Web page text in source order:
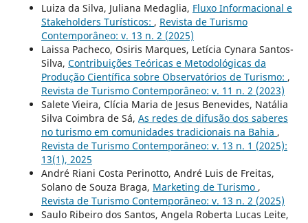
Luiza da Silva, Juliana Medaglia, Fluxo Informacional e
Stakeholders Turísticos: , Revista de Turismo
Contemporâneo: v. 13 n. 2 (2025)
Laissa Pacheco, Osiris Marques, Letícia Cynara Santos-
Silva, Contribuições Teóricas e Metodológicas da
Produção Científica sobre Observatórios de Turismo: ,
Revista de Turismo Contemporâneo: v. 11 n. 2 (2023)
Salete Vieira, Clícia Maria de Jesus Benevides, Natália
Silva Coimbra de Sá, As redes de difusão dos saberes
no turismo em comunidades tradicionais na Bahia ,
Revista de Turismo Contemporâneo: v. 13 n. 1 (2025):
13(1), 2025
André Riani Costa Perinotto, André Luis de Freitas,
Solano de Souza Braga, Marketing de Turismo ,
Revista de Turismo Contemporâneo: v. 13 n. 2 (2025)
Saulo Ribeiro dos Santos, Angela Roberta Lucas Leite,